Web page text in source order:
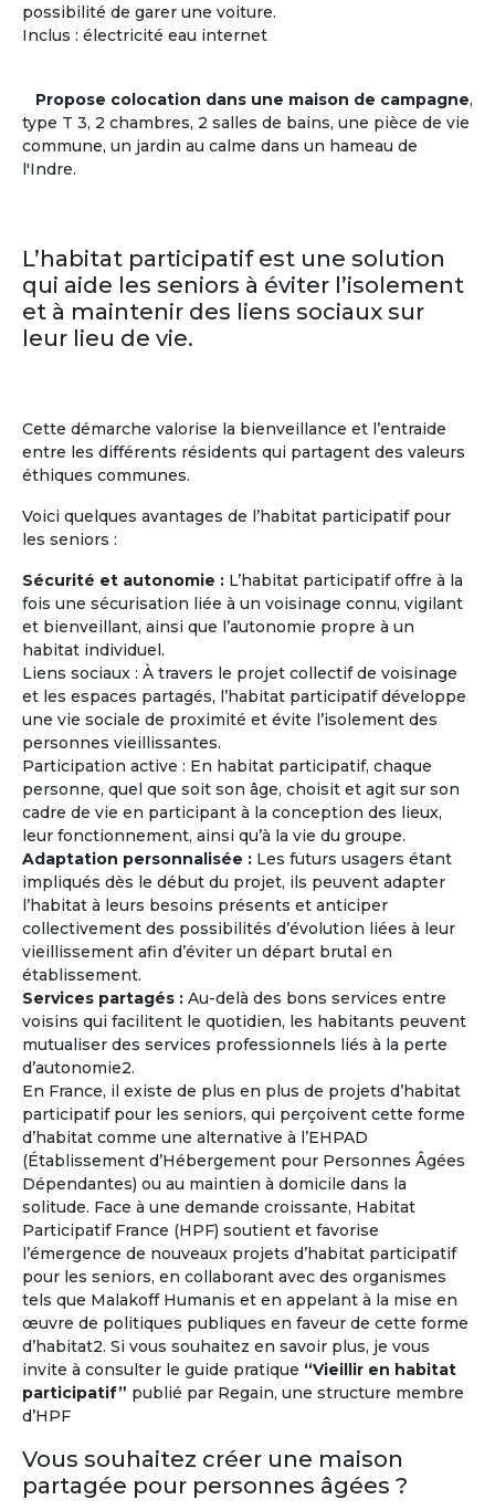
possibilité de garer une voiture.
Inclus : électricité eau internet
Propose colocation dans une maison de campagne,
type T 3, 2 chambres, 2 salles de bains, une pièce de vie
commune, un jardin au calme dans un hameau de
l'Indre.
L’habitat participatif est une solution
qui aide les seniors à éviter l’isolement
et à maintenir des liens sociaux sur
leur lieu de vie.
Cette démarche valorise la bienveillance et l’entraide
entre les différents résidents qui partagent des valeurs
éthiques communes.
Voici quelques avantages de l’habitat participatif pour
les seniors :
Sécurité et autonomie : L’habitat participatif offre à la
fois une sécurisation liée à un voisinage connu, vigilant
et bienveillant, ainsi que l’autonomie propre à un
habitat individuel.
Liens sociaux : À travers le projet collectif de voisinage
et les espaces partagés, l’habitat participatif développe
une vie sociale de proximité et évite l’isolement des
personnes vieillissantes.
Participation active : En habitat participatif, chaque
personne, quel que soit son âge, choisit et agit sur son
cadre de vie en participant à la conception des lieux,
leur fonctionnement, ainsi qu’à la vie du groupe.
Adaptation personnalisée : Les futurs usagers étant
impliqués dès le début du projet, ils peuvent adapter
l’habitat à leurs besoins présents et anticiper
collectivement des possibilités d’évolution liées à leur
vieillissement afin d’éviter un départ brutal en
établissement.
Services partagés : Au-delà des bons services entre
voisins qui facilitent le quotidien, les habitants peuvent
mutualiser des services professionnels liés à la perte
d’autonomie2.
En France, il existe de plus en plus de projets d’habitat
participatif pour les seniors, qui perçoivent cette forme
d’habitat comme une alternative à l’EHPAD
(Établissement d’Hébergement pour Personnes Âgées
Dépendantes) ou au maintien à domicile dans la
solitude. Face à une demande croissante, Habitat
Participatif France (HPF) soutient et favorise
l’émergence de nouveaux projets d’habitat participatif
pour les seniors, en collaborant avec des organismes
tels que Malakoff Humanis et en appelant à la mise en
œuvre de politiques publiques en faveur de cette forme
d’habitat2. Si vous souhaitez en savoir plus, je vous
invite à consulter le guide pratique “Vieillir en habitat
participatif” publié par Regain, une structure membre
d’HPF
Vous souhaitez créer une maison
partagée pour personnes âgées ?
Centres d'intérêts des + de 60 ans
Littérature
(55%)
Histoire
(53%)
Cinéma(40%)
sportives
(38%)
Théâtre
Cuisine
(26%)
Journées Portes Ouvertes et
Rencontres
Rencontrez des retraités ou des personnes
âgées de plus de 60 ans ayant le même
projet (exemple : partir vivre en Grèce à la
retraite à l'année ou pendant quelques mois)
et les mêmes attentes que les vôtres (type
d'habitat, budget mensuel, tendance
écologique, co-acheter ou co-louer, etc...).
En savoir
sur
la Maison Partagée
Vivez l'expérience à l'étranger !
Environ un million de retraités français vivent déjà à
l'étrangeret un senior sur trois souhaite prendre sa
retraite hors de la France.
À l'année ou pour quelques mois...